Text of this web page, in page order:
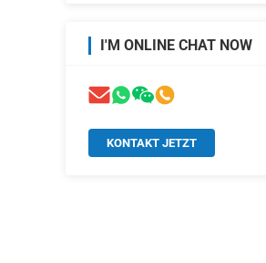
I'M ONLINE CHAT NOW
KONTAKT JETZT